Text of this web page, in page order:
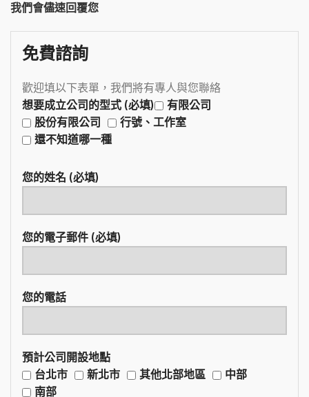
我們會儘速回覆您
免費諮詢
歡迎填以下表單，我們將有專人與您聯絡
想要成立公司的型式 (必填)
有限公司
股份有限公司
行號、工作室
還不知道哪一種
您的姓名 (必填)
您的電子郵件 (必填)
您的電話
預計公司開設地點
台北市
新北市 其他北部地區
中部
南部